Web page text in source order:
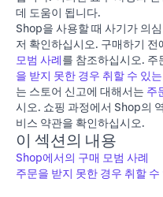
데 도움이 됩니다.
Shop을 사용할 때 사기가 의
저 확인하십시오. 구매하기 전
모범 사례를 참조하십시오. 주
을 받지 못한 경우 취할 수 있
는 스토어 신고에 대해서는 주
시오. 쇼핑 과정에서 Shop의
비스 약관을 확인하십시오.
이 섹션의 내용
Shop에서의 구매 모범 사례
주문을 받지 못한 경우 취할 수